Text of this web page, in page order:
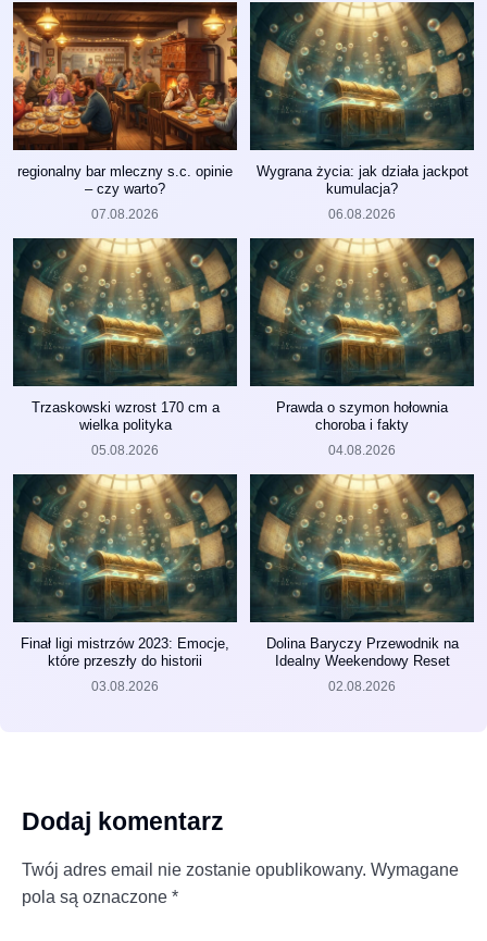
regionalny bar mleczny s.c. opinie
– czy warto?
07.08.2026
Wygrana życia: jak działa jackpot
kumulacja?
06.08.2026
Trzaskowski wzrost 170 cm a
wielka polityka
05.08.2026
Prawda o szymon hołownia
choroba i fakty
04.08.2026
Finał ligi mistrzów 2023: Emocje,
które przeszły do historii
03.08.2026
Dolina Baryczy Przewodnik na
Idealny Weekendowy Reset
02.08.2026
Dodaj komentarz
Twój adres email nie zostanie opublikowany. Wymagane
pola są oznaczone *